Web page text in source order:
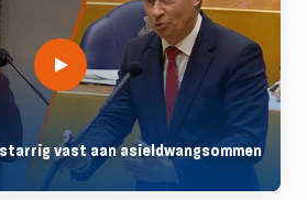
vast aan asieldwangsommen